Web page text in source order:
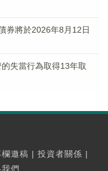
券將於2026年8月12日
失當行為取得13年取
欄邀稿 | 投資者關係 |
們